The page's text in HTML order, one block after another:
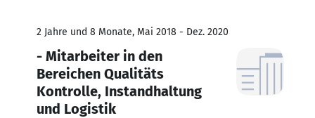
2 Jahre und 8 Monate, Mai 2018 - Dez. 2020
- Mitarbeiter in den
Bereichen Qualitäts
Kontrolle, Instandhaltung
und Logistik